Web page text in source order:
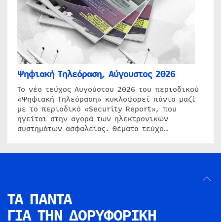
Ψηφιακή Τηλεόραση, Αύγουστος 2026
Το νέο τεύχος Αυγούστου 2026 του περιοδικού
«Ψηφιακή Τηλεόραση» κυκλοφορεί πάντα μαζί
με το περιοδικό «Security Report», που
ηγείται στην αγορά των ηλεκτρονικών
συστημάτων ασφαλείας. Θέματα τεύχο…
ΤΑ ΠΑΝΤΑ
ΓΙΑ ΤΗΝ ΔΟΡΥΦΟΡΙΚΗ